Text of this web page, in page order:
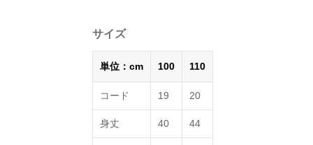
サイズ
単位：cm 100 110
コード 19 20
身丈 40 44